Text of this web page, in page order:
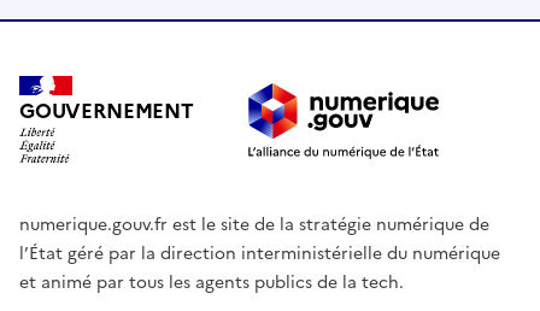
GOUVERNEMENT
numerique.gouv.fr est le site de la stratégie numérique de
l’État géré par la direction interministérielle du numérique
et animé par tous les agents publics de la tech.